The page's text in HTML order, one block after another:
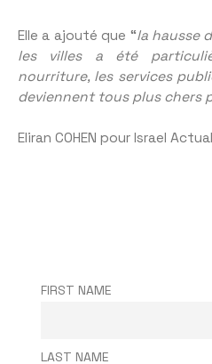
Elle a ajouté que “la hausse
les villes a été
nourriture, les services
deviennent tous plus chers
Eliran COHEN pour Israel
FIRST NAME
LAST NAME